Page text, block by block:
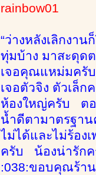
rainbow01
“ว่างหลังเลิกงา
ทุ่มบ้าง มาสะดุด
เจอคุณแหม่มครั
เจอตัวจิง ตัวเล็
ห้องใหญ่ครับ ตอ
น้ำดีตามาตรฐา
ไม่ได้และไม่ร้อง
ครับ น้องน่ารักค
:038:ขอบคุณร้า